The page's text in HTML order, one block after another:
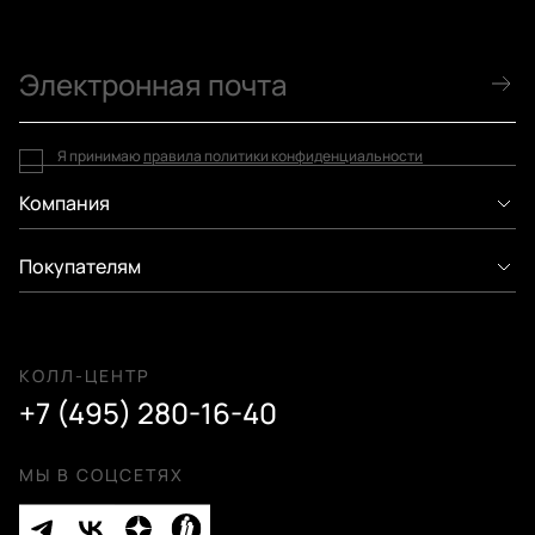
Компания
Покупателям
КОЛЛ-ЦЕНТР
+7 (495) 280-16-40
МЫ В СОЦСЕТЯХ
Я принимаю правила политики конфиденциальности